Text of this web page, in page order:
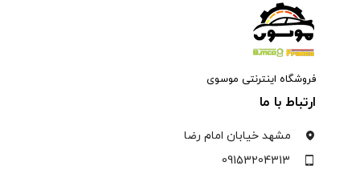
فروشگاه اینترنتی موسوی
ارتباط با ما
مشهد خیابان امام رضا
09153204313